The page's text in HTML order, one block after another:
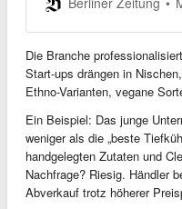
Die Branche
Start-ups drängen in
Ethno-Varianten, vegane
Ein Beispiel: Das junge
weniger als die „beste
handgelegten Zutaten und
Nachfrage? Riesig. Händler
Abverkauf trotz höherer